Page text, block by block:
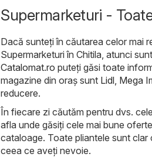
Supermarketuri -
Dacă sunteți în căutarea celor mai
Supermarketuri în Chitila, atunci
Catalomat.ro puteți găsi toate
magazine din oraș sunt Lidl Mega
reducere.
În fiecare zi căutăm pentru dvs.
afla unde găsiți cele mai bune
cataloage. Toate pliantele sunt
ceea ce aveți nevoie.